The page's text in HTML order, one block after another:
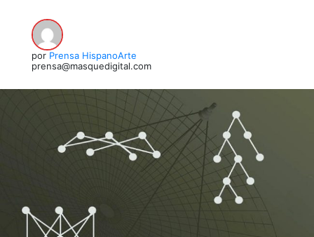
por Prensa HispanoArte
prensa@masquedigital.com